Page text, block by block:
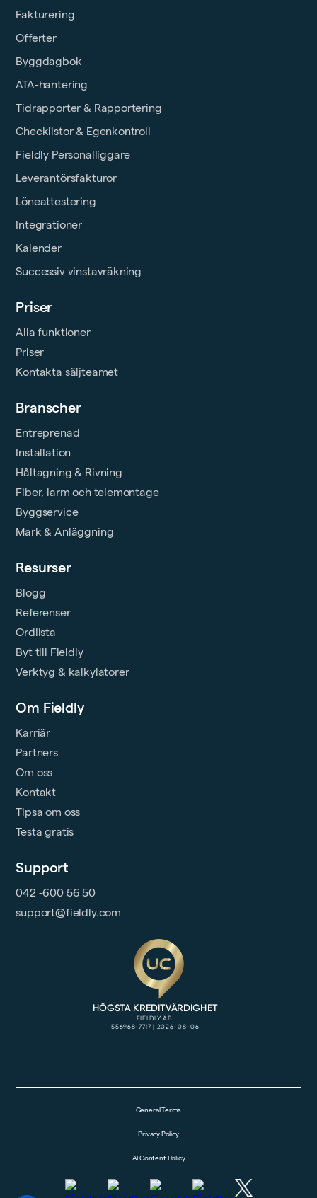
Fakturering
Offerter
Byggdagbok
ÄTA-hantering
Tidrapporter & Rapportering
Checklistor & Egenkontroll
Fieldly Personalliggare
Leverantörsfakturor
Löneattestering
Integrationer
Kalender
Successiv vinstavräkning
Priser
Alla funktioner
Priser
Kontakta säljteamet
Support
042 -600 56 50
support@fieldly.com
Branscher
Entreprenad
Installation
Håltagning & Rivning
Fiber, larm och telemontage
Byggservice
Mark & Anläggning
Resurser
Blogg
Referenser
Ordlista
Byt till Fieldly
Verktyg & kalkylatorer
Om Fieldly
Karriär
Partners
Om oss
Kontakt
Tipsa om oss
Testa gratis
General Terms
Privacy Policy
AI Content Policy